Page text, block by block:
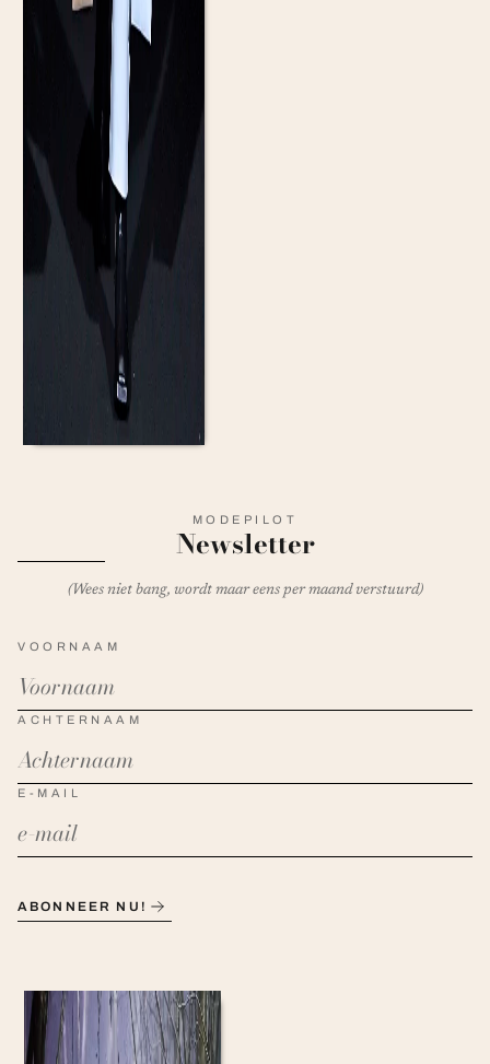
MODEPILOT
Newsletter
(Wees niet bang, wordt maar eens per maand verstuurd)
VOORNAAM
ACHTERNAAM
E-MAIL
ABONNEER NU!